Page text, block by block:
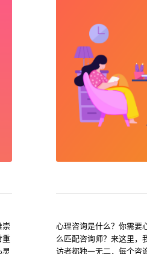
重
心理咨询是什么？你需要
么匹配咨询师？来这里，
访者都独一无二，每个咨